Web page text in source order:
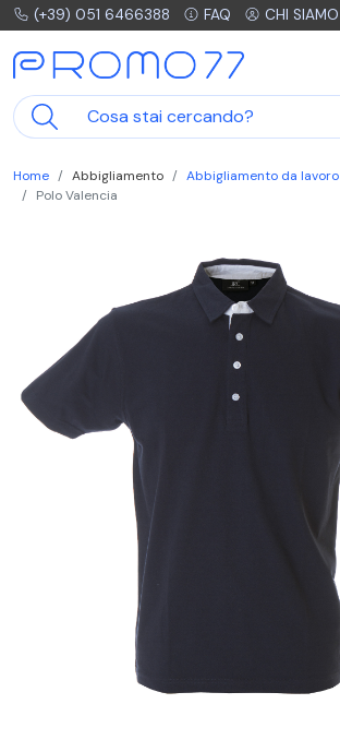
(+39) 051 6466388 FAQ CHI SIAMO
Home Abbigliamento Abbigliamento da lavoro
Polo Valencia